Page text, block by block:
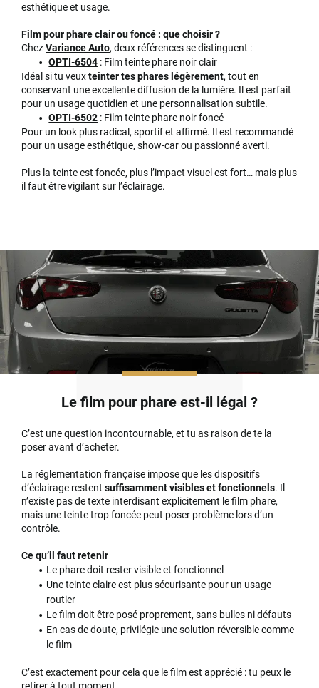
esthétique et usage.
Film pour phare clair ou foncé : que choisir ?
ChezVariance Auto, deux références se distinguent :
OPTI-6504 : Film teinte phare noir clair
Idéal si tu veuxteinter tes phares légèrement, tout en
conservant une excellente diffusion de la lumière. Il est parfait
pour un usage quotidien et une personnalisation subtile.
OPTI-6502 : Film teinte phare noir foncé
Pour un look plus radical, sportif et affirmé. Il est recommandé
pour un usage esthétique, show-car ou passionné averti.
Plus la teinte est foncée, plus l’impact visuel est fort… mais plus
il faut être vigilant sur l’éclairage.
Le film pour phare est-il légal ?
C’est une question incontournable, et tu as raison de te la
poser avant d’acheter.
La réglementation française impose que les dispositifs
d’éclairage restentsuffisamment visibles et fonctionnels. Il
n’existe pas de texte interdisant explicitement le film phare,
mais une teinte trop foncée peut poser problème lors d’un
contrôle.
Ce qu’il faut retenir
Le phare doit rester visible et fonctionnel
Une teinte claire est plus sécurisante pour un usage
routier
Le film doit être posé proprement, sans bulles ni défauts
En cas de doute, privilégie une solution réversible comme
le film
C’est exactement pour cela que le film est apprécié : tu peux le